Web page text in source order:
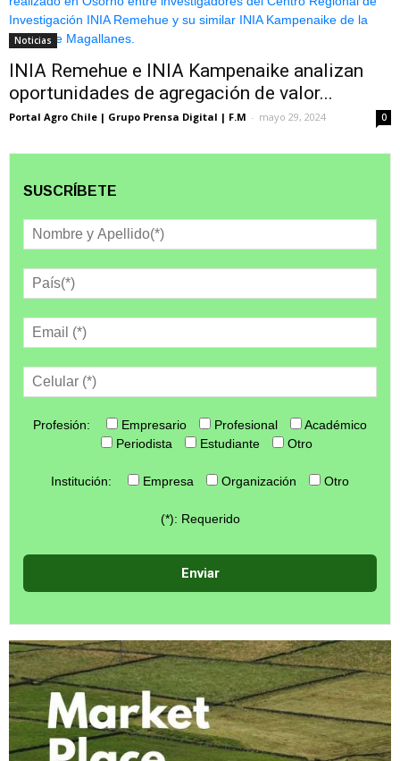
Noticias
INIA Remehue e INIA Kampenaike analizan
oportunidades de agregación de valor...
Portal Agro Chile | Grupo Prensa Digital | F.M - mayo 29, 2024 0
SUSCRÍBETE
Profesión: Empresario Profesional
Académico
Periodista
Estudiante Otro
Institución: Empresa Organización Otro
(*): Requerido